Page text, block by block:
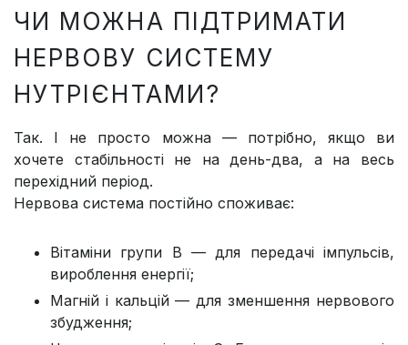
ЧИ МОЖНА ПІДТРИМАТИ
НЕРВОВУ СИСТЕМУ
НУТРІЄНТАМИ?
Так. І не просто можна — потрібно, якщо ви
хочете стабільності не на день-два, а на весь
перехідний період.
Нервова система постійно споживає:
Вітаміни групи B — для передачі імпульсів,
вироблення енергії;
Магній і кальцій — для зменшення нервового
збудження;